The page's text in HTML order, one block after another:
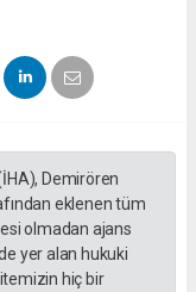
Demirören
eklenen tüm
olmadan ajans
yer alan hukuki
hiç bir